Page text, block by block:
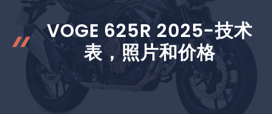
VOGE 625R 2025-技术
表，照片和价格